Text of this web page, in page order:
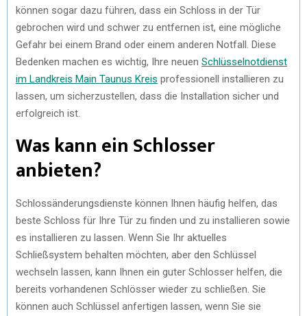
können sogar dazu führen, dass ein Schloss in der Tür
gebrochen wird und schwer zu entfernen ist, eine mögliche
Gefahr bei einem Brand oder einem anderen Notfall. Diese
Bedenken machen es wichtig, Ihre neuen Schlüsselnotdienst
im Landkreis Main Taunus Kreis professionell installieren zu
lassen, um sicherzustellen, dass die Installation sicher und
erfolgreich ist.
Was kann ein Schlosser
anbieten?
Schlossänderungsdienste können Ihnen häufig helfen, das
beste Schloss für Ihre Tür zu finden und zu installieren sowie
es installieren zu lassen. Wenn Sie Ihr aktuelles
Schließsystem behalten möchten, aber den Schlüssel
wechseln lassen, kann Ihnen ein guter Schlosser helfen, die
bereits vorhandenen Schlösser wieder zu schließen. Sie
können auch Schlüssel anfertigen lassen, wenn Sie sie